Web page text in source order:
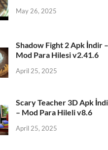
May 26, 2025
Shadow Fight 2 Apk İndir –
Mod Para Hilesi v2.41.6
April 25, 2025
Scary Teacher 3D Apk
– Mod Para Hileli v8.6
April 25, 2025